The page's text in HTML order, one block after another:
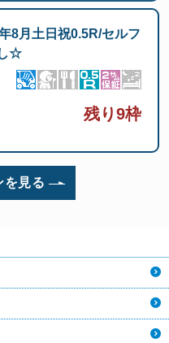
8月土日祝0.5R/セルフ
☆
残り9枠
を見る